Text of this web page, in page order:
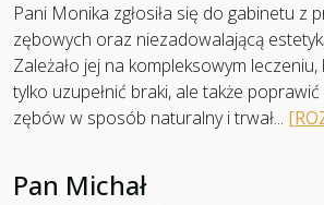
Pani Monika zgłosiła się do gabinetu z
zębowych oraz niezadowalającą
Zależało jej na kompleksowym
tylko uzupełnić braki, ale także
zębów w sposób naturalny i trwał...
Pan Michał